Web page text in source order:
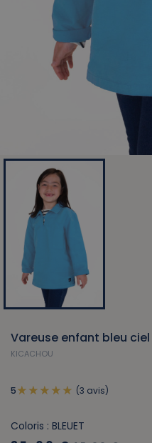
Vareuse enfant bleu ciel
KICACHOU
5 (3 avis)
Coloris : BLEUET